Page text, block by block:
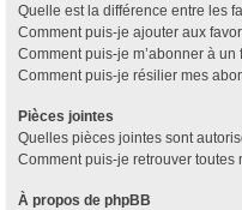
Quelle est la différence entre les
Comment puis-je ajouter aux
Comment puis-je m’abonner à
Comment puis-je résilier mes
Pièces jointes
Quelles pièces jointes sont
Comment puis-je retrouver toutes
À propos de phpBB